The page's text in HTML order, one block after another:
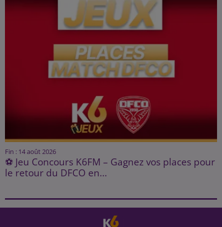
Fin : 14 août 2026
⚽ Jeu Concours K6FM – Gagnez vos places pour
le retour du DFCO en...